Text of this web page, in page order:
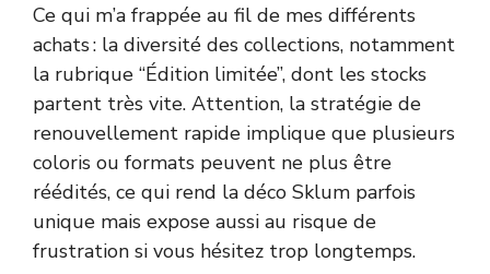
Ce qui m’a frappée au fil de mes différents
achats : la diversité des collections, notamment
la rubrique “Édition limitée”, dont les stocks
partent très vite. Attention, la stratégie de
renouvellement rapide implique que plusieurs
coloris ou formats peuvent ne plus être
réédités, ce qui rend la déco Sklum parfois
unique mais expose aussi au risque de
frustration si vous hésitez trop longtemps.